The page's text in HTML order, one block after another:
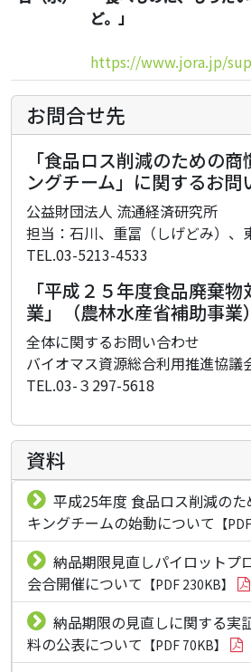
ど。」
https://www.jora.jp/
お問合せ先
「食品ロス削減のための
ングチーム」に関するお問
公益財団法人 流通経済
担当：石川、重冨（しげどみ）、
TEL.03-5213-4533
「平成２５年度食品廃棄
業」（農林水産省補助事業）
全体に関するお問い合わせ
バイオマス資源総合利用推進協議
TEL.03-３297-5618
資料
平成25年度 食品ロス削減の
キングチームの始動について 【
納品期限見直しパイロットプ
会合開催について 【PDF 230KB】
納品期限の見直しに関する実
料の公表について 【PDF 70KB】